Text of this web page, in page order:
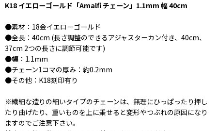
K18 イエローゴールド「Amalfi チェーン」1.1mm 幅 40cm
●素材：18金イエローゴールド
●全長：40cm (長さ調整のできるアジャスターカン付き、40cm、
37cm 2つの長さに調節可能です)
●幅：1.1mm
●チェーン1コマの厚み：約0.2mm
●その他：K18刻印有り
※繊細な造りの細いタイプのチェーンは、無理にひっぱったり押し
たり曲げたり、重いものを上に乗せると変形やつぶれの原因になり
ますのでご注意下さい。